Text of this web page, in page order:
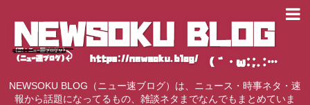
NEWSOKU BLOG（ニュー速ブログ）は、ニュース・時事ネタ・速
報から話題になってるもの、雑談ネタまでなんでもまとめていま